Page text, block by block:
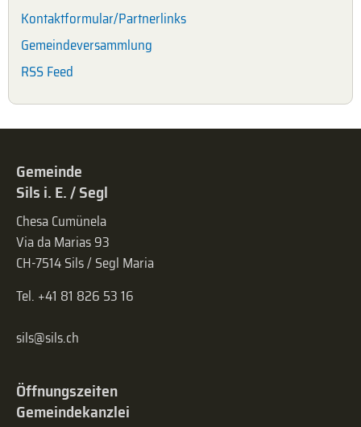
Kontaktformular/Partnerlinks
Gemeindeversammlung
RSS Feed
Gemeinde
Sils i. E. / Segl
Chesa Cumünela
Via da Marias 93
CH-7514 Sils / Segl Maria
Tel. +41 81 826 53 16
sils@sils.ch
Öffnungszeiten
Gemeindekanzlei